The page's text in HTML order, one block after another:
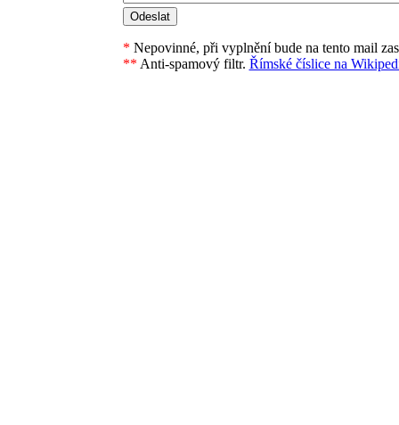
* Nepovinné, při vyplnění bude na tento mail
** Anti-spamový filtr. Římské číslice na